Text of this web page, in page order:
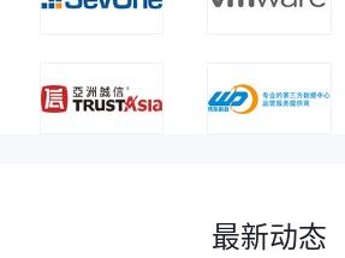
最新动态